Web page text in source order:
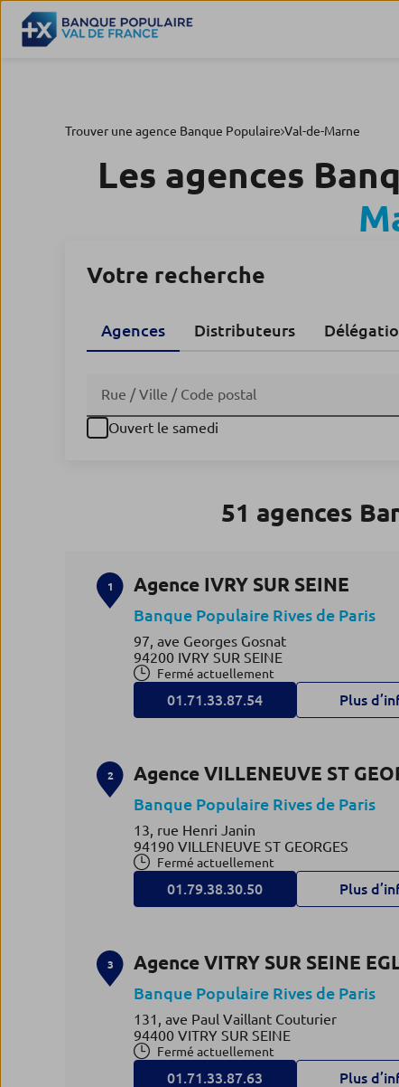
Trouver une agence Banque Populaire Val-de-Marne
Les agences
Votre recherche
Agences Distributeurs
Ouvert le samedi
51 agences
1 Agence IVRY SUR SEINE
Banque Populaire Rives de Paris
97, ave Georges Gosnat
94200 IVRY SUR SEINE
Fermé actuellement
01.71.33.87.54 Plus
2 Agence VILLENEUVE ST
Banque Populaire Rives de Paris
13, rue Henri Janin
94190 VILLENEUVE ST GEORGES
Fermé actuellement
01.79.38.30.50 Plus
3 Agence VITRY SUR SEINE
Banque Populaire Rives de Paris
131, ave Paul Vaillant Couturier
94400 VITRY SUR SEINE
Fermé actuellement
01.71.33.87.63 Plus